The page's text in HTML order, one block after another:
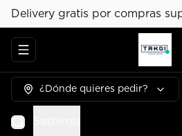
Delivery gratis por compras
Abrir menu de navegación
¿Dónde quieres pedir?